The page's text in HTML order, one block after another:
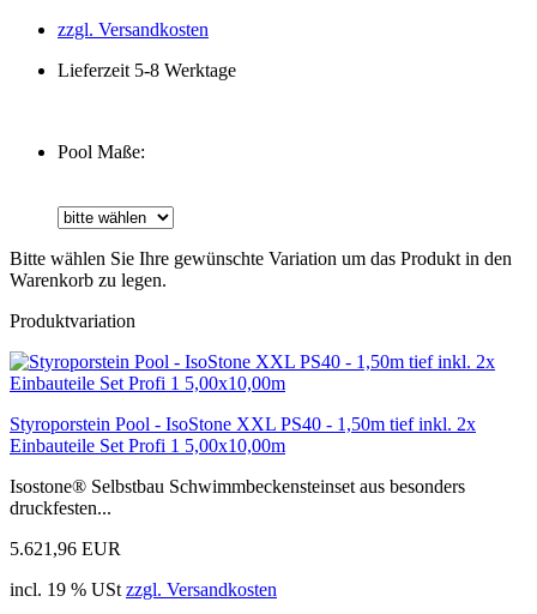
zzgl. Versandkosten
Lieferzeit 5-8 Werktage
Pool Maße:
Bitte wählen Sie Ihre gewünschte Variation um das Produkt in den
Warenkorb zu legen.
Produktvariation
Styroporstein Pool - IsoStone XXL PS40 - 1,50m tief inkl. 2x
Einbauteile Set Profi 1 5,00x10,00m
Isostone® Selbstbau Schwimmbeckensteinset aus besonders
druckfesten...
5.621,96 EUR
incl. 19 % USt zzgl. Versandkosten